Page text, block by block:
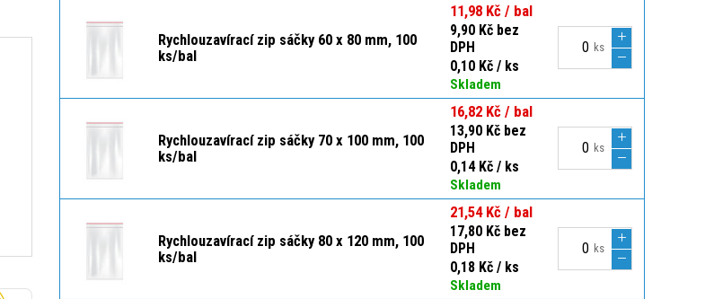
Rychlouzavírací zip sáčky 60 x 80 mm, 100
ks/bal
11,98 Kč / bal
9,90 Kč bez
DPH
0,10 Kč / ks
Skladem
ks
Rychlouzavírací zip sáčky 70 x 100 mm, 100
ks/bal
16,82 Kč / bal
13,90 Kč bez
DPH
0,14 Kč / ks
Skladem
ks
Rychlouzavírací zip sáčky 80 x 120 mm, 100
ks/bal
21,54 Kč / bal
17,80 Kč bez
DPH
0,18 Kč / ks
Skladem
ks